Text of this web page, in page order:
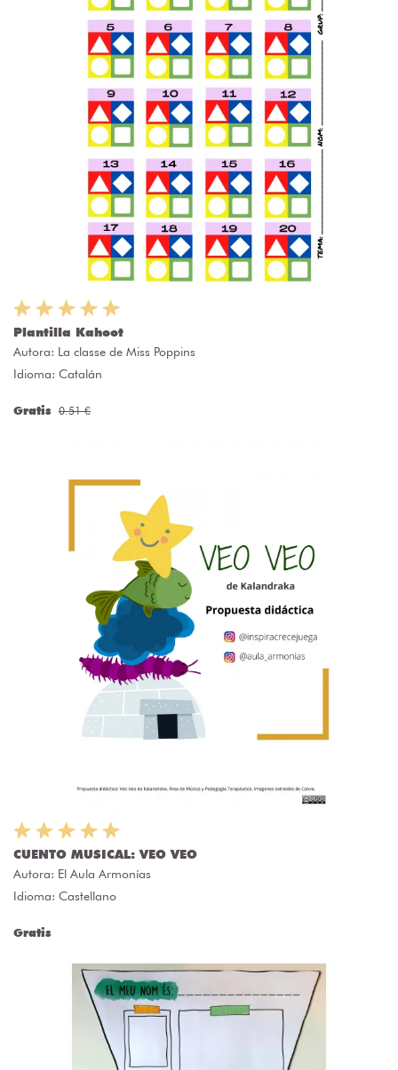
Plantilla Kahoot
Autora: La classe de Miss Poppins
Idioma: Catalán
Gratis 0.51 €
CUENTO MUSICAL: VEO VEO
Autora: El Aula Armonías
Idioma: Castellano
Gratis